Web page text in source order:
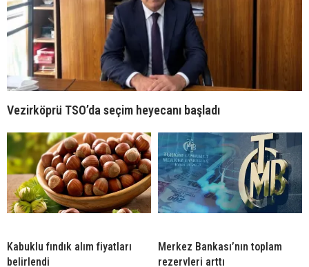
Vezirköprü TSO’da seçim heyecanı başladı
Kabuklu fındık alım fiyatları
belirlendi
Merkez Bankası’nın toplam
rezervleri arttı